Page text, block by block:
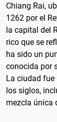
Chiang Rai,
1262 por el
la capital del
rico que se
ha sido un
conocida por
La ciudad
los siglos,
mezcla única